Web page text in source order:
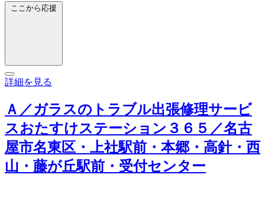
ここから応援
詳細を見る
Ａ／ガラスのトラブル出張修理サービ
スおたすけステーション３６５／名古
屋市名東区・上社駅前・本郷・高針・西
山・藤が丘駅前・受付センター